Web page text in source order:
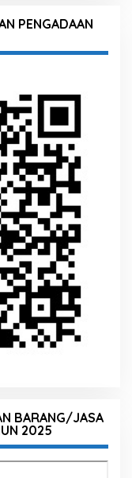
PENGADAAN
BARANG/JASA
2025